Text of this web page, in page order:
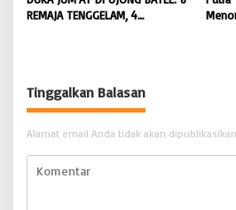
REMAJA TENGGELAM, 4
Tinggalkan Balasan
Alamat email Anda tidak akan